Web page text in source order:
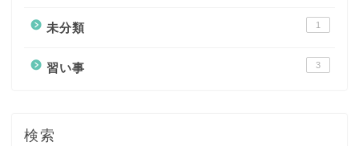
未分類 1
習い事 3
検索